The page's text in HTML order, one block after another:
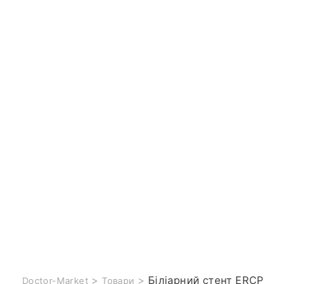
Doctor-Market > Товари > Біліарний стент ERCP